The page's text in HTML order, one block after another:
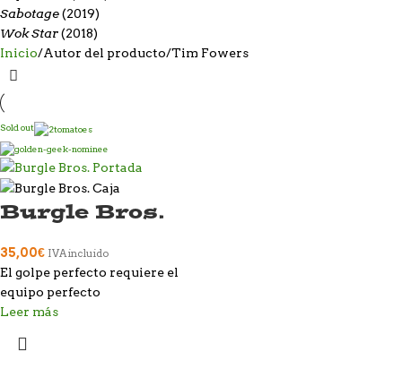
Sabotage(2019)
Wok Star(2018)
Inicio Autor del producto Tim Fowers
Sold out
Burgle Bros.
35,00€ IVA incluido
El golpe perfecto requiere el
equipo perfecto
Leer más